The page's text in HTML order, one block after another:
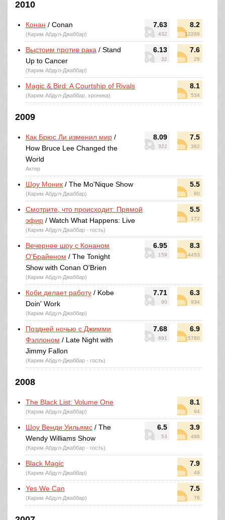
2010
7.63
432
8.2
12289
Конан / Conan
(Карим Абдул-Джаббар)
6.13
32
7.6
26
Выстоим против рака / Stand
Up to Cancer
(Карим Абдул-Джаббар)
8.1
534
Magic & Bird: A Courtship of Rivals
(Карим Абдул-Джаббар, хроника)
2009
8.09
322
7.5
382
Как Брюс Ли изменил мир /
How Bruce Lee Changed the
World
Актер
5.5
80
Шоу Моник / The Mo'Nique Show
(Карим Абдул-Джаббар)
5.5
172
Смотрите, что происходит: Прямой
эфир / Watch What Happens: Live
(Карим Абдул-Джаббар - гость)
6.95
159
8.3
4453
Вечернее шоу с Конаном
О'Брайеном / The Tonight
Show with Conan O'Brien
(Карим Абдул-Джаббар)
7.71
90
6.3
934
Коби делает работу / Kobe
Doin' Work
(Карим Абдул-Джаббар)
7.68
691
6.9
5780
Поздней ночью с Джимми
Фэллоном / Late Night with
Jimmy Fallon
(Карим Абдул-Джаббар - гость)
2008
8.1
94
The Black List: Volume One
(Карим Абдул-Джаббар)
6.5
53
3.9
496
Шоу Венди Уильямс / The
Wendy Williams Show
(Карим Абдул-Джаббар - гость)
7.9
49
Black Magic
(Карим Абдул-Джаббар)
7.5
76
Yes We Can
(Карим Абдул-Джаббар)